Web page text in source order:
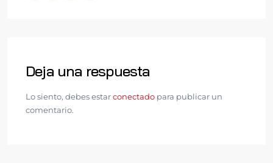
Deja una respuesta
Lo siento, debes estarconectado para publicar un
comentario.